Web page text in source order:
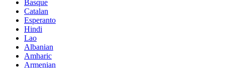
Basque
Catalan
Esperanto
Hindi
Lao
Albanian
Amharic
Armenian